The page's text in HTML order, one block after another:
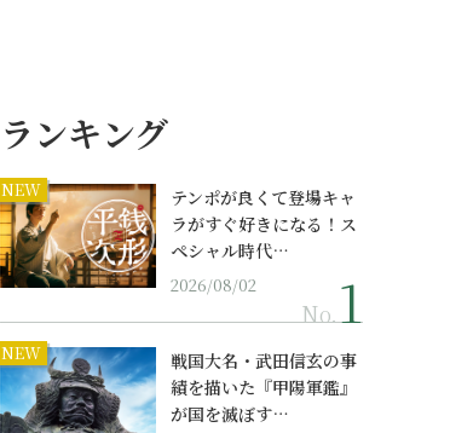
ランキング
NEW
テンポが良くて登場キャ
ラがすぐ好きになる！ス
ペシャル時代…
2026/08/02
No.
NEW
戦国大名・武田信玄の事
績を描いた『甲陽軍鑑』
が国を滅ぼす…